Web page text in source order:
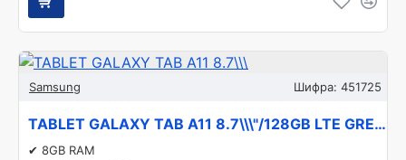
Samsung Шифра: 451725
TABLET GALAXY TAB A11 8.7\\\"/128GB LTE GREY SM-X135 SAMSUNG
✔ 8GB RAM